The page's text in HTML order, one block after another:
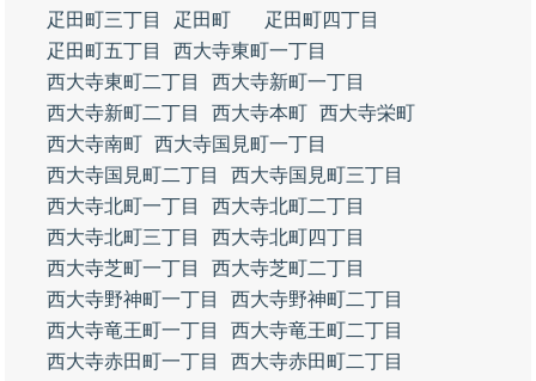
疋田町三丁目
疋田町
疋田町四丁目
疋田町五丁目
西大寺東町一丁目
西大寺東町二丁目
西大寺新町一丁目
西大寺新町二丁目
西大寺本町 西大寺栄町
西大寺南町 西大寺国見町一丁目
西大寺国見町二丁目
西大寺国見町三丁目
西大寺北町一丁目
西大寺北町二丁目
西大寺北町三丁目
西大寺北町四丁目
西大寺芝町一丁目
西大寺芝町二丁目
西大寺野神町一丁目
西大寺野神町二丁目
西大寺竜王町一丁目
西大寺竜王町二丁目
西大寺赤田町一丁目
西大寺赤田町二丁目